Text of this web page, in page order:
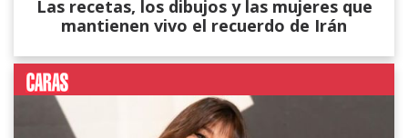
Las recetas, los dibujos y las mujeres que
mantienen vivo el recuerdo de Irán